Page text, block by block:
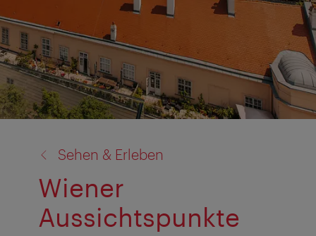
Sehen & Erleben
Wiener
Aussichtspunkte